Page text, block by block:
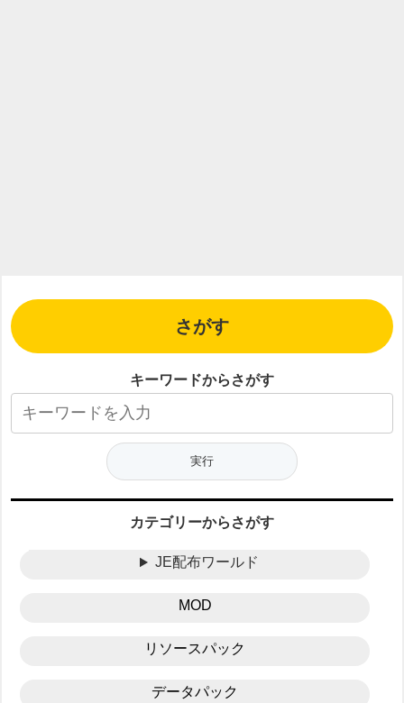
さがす
キーワードからさがす
カテゴリーからさがす
JE配布ワールド
MOD
リソースパック
データパック